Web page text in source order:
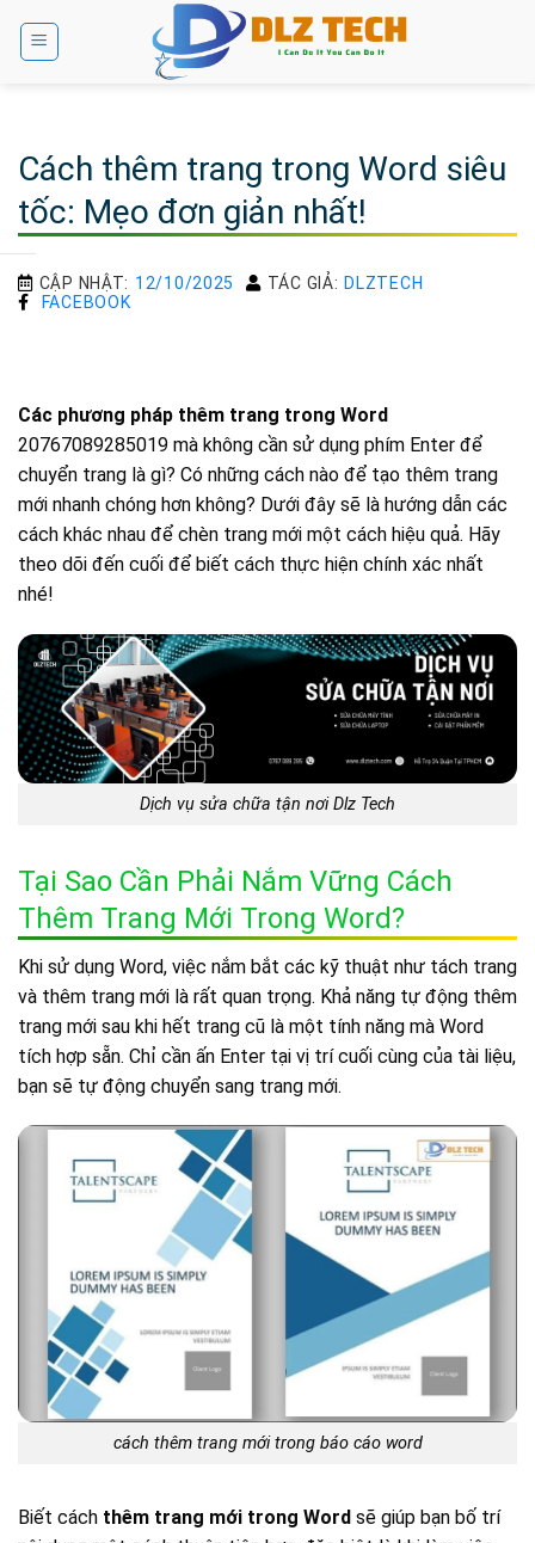
Cách thêm trang trong Word siêu
tốc: Mẹo đơn giản nhất!
CẬP NHẬT: 12/10/2025 TÁC GIẢ: DLZTECH
FACEBOOK
Các phương pháp thêm trang trong Word
20767089285019 mà không cần sử dụng phím Enter để
chuyển trang là gì? Có những cách nào để tạo thêm trang
mới nhanh chóng hơn không? Dưới đây sẽ là hướng dẫn các
cách khác nhau để chèn trang mới một cách hiệu quả. Hãy
theo dõi đến cuối để biết cách thực hiện chính xác nhất
nhé!
Dịch vụ sửa chữa tận nơi Dlz Tech
Tại Sao Cần Phải Nắm Vững Cách
Thêm Trang Mới Trong Word?
Khi sử dụng Word, việc nắm bắt các kỹ thuật như tách trang
và thêm trang mới là rất quan trọng. Khả năng tự động thêm
trang mới sau khi hết trang cũ là một tính năng mà Word
tích hợp sẵn. Chỉ cần ấn Enter tại vị trí cuối cùng của tài liệu,
bạn sẽ tự động chuyển sang trang mới.
cách thêm trang mới trong báo cáo word
Biết cách thêm trang mới trong Word sẽ giúp bạn bố trí